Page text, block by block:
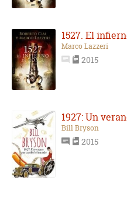
1527. El
Marco Lazzeri
2015
1927: Un
Bill Bryson
2015